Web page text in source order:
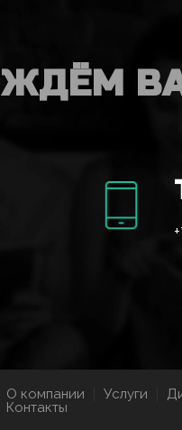
ЖДЁМ
О компании Услуги
Контакты